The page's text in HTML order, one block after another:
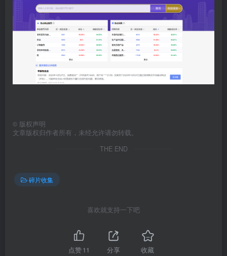
© 版权声明
文章版权归作者所有，未经允许请勿转载。
THE END
碎片收集
喜欢就支持一下吧
点赞11 分享 收藏